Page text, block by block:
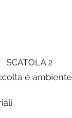
SCATOLA 2
e ambiente